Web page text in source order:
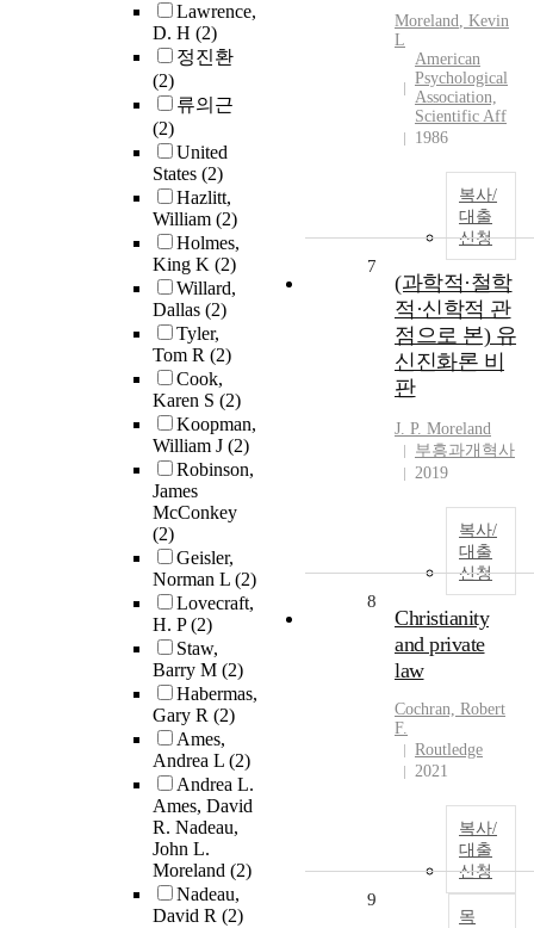
Lawrence,
D. H (2)
정진환
(2)
류의근
(2)
United
States (2)
Hazlitt,
William (2)
Holmes,
King K (2)
Willard,
Dallas (2)
Tyler,
Tom R (2)
Cook,
Karen S (2)
Koopman,
William J (2)
Robinson,
James
McConkey
(2)
Geisler,
Norman L (2)
Lovecraft,
H. P(2)
Staw,
Barry M (2)
Habermas,
Gary R (2)
Ames,
Andrea L (2)
Andrea L.
Ames, David
R. Nadeau,
John L.
Moreland (2)
Nadeau,
David R (2)
Moreland, Kevin
L
American
Psychological
Association,
Scientific Aff
1986
복사/
대출
신청
7
(과학적·철학
적·신학적 관
점으로 본) 유
신진화론 비
판
J. P. Moreland
부흥과개혁사
2019
복사/
대출
신청
8
Christianity
and private
law
Cochran, Robert
F.
Routledge
2021
복사/
대출
신청
목
9